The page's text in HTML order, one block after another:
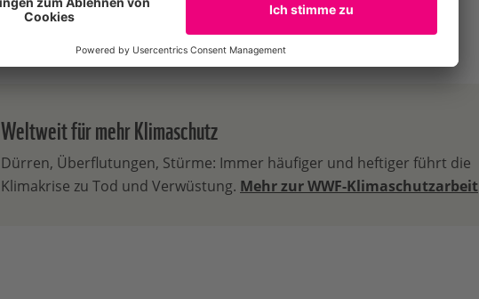
Weltweit für mehr Klimaschutz
Dürren, Überflutungen, Stürme: Immer häufiger und heftiger führt die
Klimakrise zu Tod und Verwüstung. Mehr zur WWF-Klimaschutzarbeit